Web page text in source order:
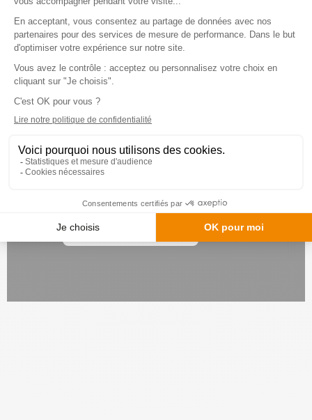
Cette cuisine vous plait ?
magasin pour découvrir nos
cuisines françaises et
PRENDRE RENDEZ-VOUS